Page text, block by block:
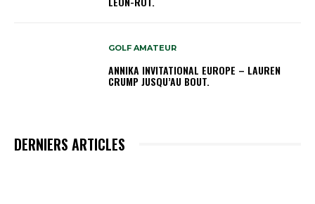
GOLF AMATEUR
ANNIKA INVITATIONAL EUROPE – LAUREN
CRUMP JUSQU’AU BOUT.
DERNIERS ARTICLES